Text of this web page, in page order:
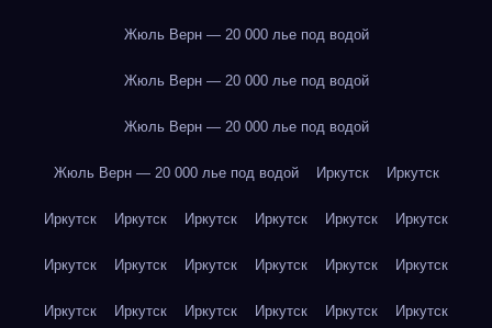
Жюль Верн — 20 000 лье под водой
Жюль Верн — 20 000 лье под водой
Жюль Верн — 20 000 лье под водой
Жюль Верн — 20 000 лье под водой Иркутск Иркутск
Иркутск Иркутск Иркутск Иркутск Иркутск Иркутск
Иркутск Иркутск Иркутск Иркутск Иркутск Иркутск
Иркутск Иркутск Иркутск Иркутск Иркутск Иркутск